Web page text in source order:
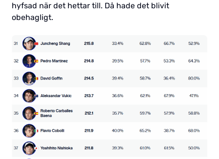
hyfsad när det hettar till. Då hade det blivit
obehagligt.